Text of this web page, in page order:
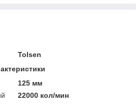
Tolsen
125 мм
22000 кол/мин